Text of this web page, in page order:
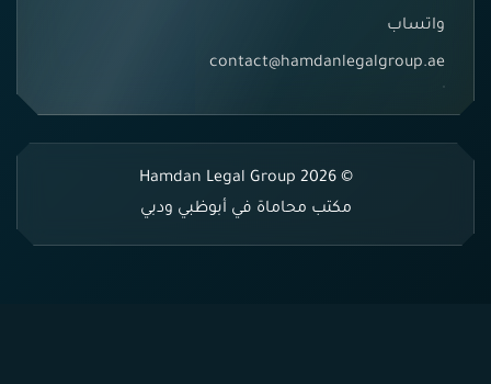
واتساب
contact@hamdanlegalgroup.ae
© 2026 Hamdan Legal Group
مكتب محاماة في أبوظبي ودبي